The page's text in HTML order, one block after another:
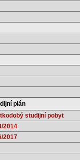
plán
studijní pobyt
2014
2017